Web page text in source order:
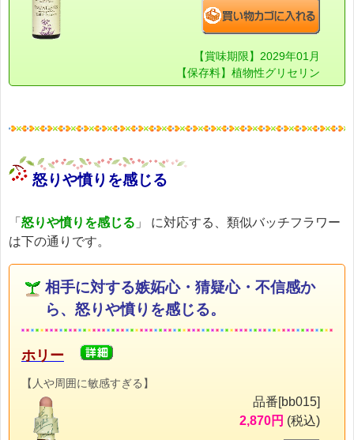
【賞味期限】2029年01月
【保存料】植物性グリセリン
怒りや憤りを感じる
「 怒りや憤りを感じる 」 に対応する、類似バッチフラワー
は下の通りです。
相手に対する嫉妬心・猜疑心・不信感か
ら、怒りや憤りを感じる。
ホリー
【人や周囲に敏感すぎる】
品番[bb015]
2,870円 (税込)